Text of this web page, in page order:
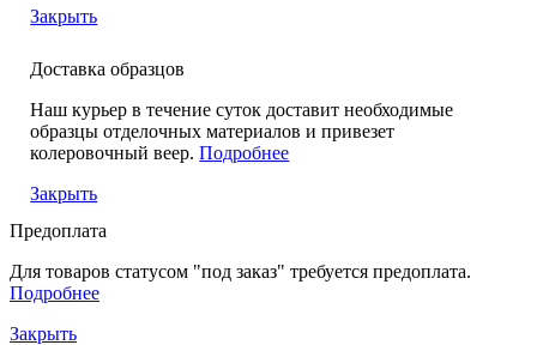
Закрыть
Доставка образцов
Наш курьер в течение суток доставит необходимые
образцы отделочных материалов и привезет
колеровочный веер.Подробнее
Закрыть
Предоплата
Для товаров статусом "под заказ" требуется предоплата.
Подробнее
Закрыть